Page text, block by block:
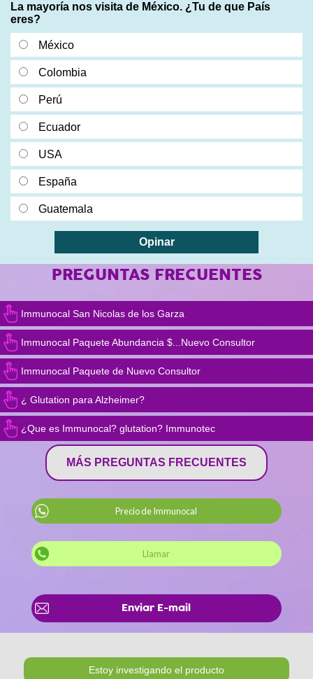
La mayoría nos visita de México. ¿Tu de que País
eres?
México
Colombia
Perú
Ecuador
USA
España
Guatemala
PREGUNTAS FRECUENTES
Immunocal San Nicolas de los Garza
Immunocal Paquete Abundancia $...Nuevo Consultor
Immunocal Paquete de Nuevo Consultor
¿ Glutation para Alzheimer?
¿Que es Immunocal? glutation? Immunotec
MÁS PREGUNTAS FRECUENTES
Precio de Immunocal
Llamar
Enviar E-mail